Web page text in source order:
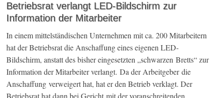
Betriebsrat verlangt LED-Bildschirm zur
Information der Mitarbeiter
In einem mittelständischen Unternehmen mit ca. 200 Mitarbeitern
hat der Betriebsrat die Anschaffung eines eigenen LED-
Bildschirm, anstatt des bisher eingesetzten „schwarzen Bretts“ zur
Information der Mitarbeiter verlangt. Da der Arbeitgeber die
Anschaffung verweigert hat, hat er den Betrieb verklagt. Der
Betriebsrat hat dann bei Gericht mit der voranschreitenden